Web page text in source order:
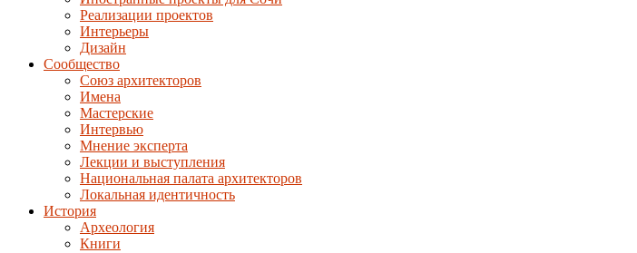
Реализации проектов
Интерьеры
Дизайн
Сообщество
Союз архитекторов
Имена
Мастерские
Интервью
Мнение эксперта
Лекции и выступления
Национальная палата архитекторов
Локальная идентичность
История
Археология
Книги